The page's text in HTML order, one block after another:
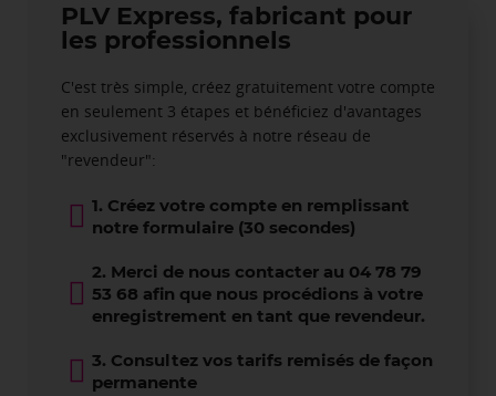
PLV Express, fabricant pour
les professionnels
C'est très simple, créez gratuitement votre compte
en seulement 3 étapes et bénéficiez d'avantages
exclusivement réservés à notre réseau de
"revendeur":
1. Créez votre compte en remplissant
notre formulaire (30 secondes)
2. Merci de nous contacter au 04 78 79
53 68 afin que nous procédions à votre
enregistrement en tant que revendeur.
3. Consultez vos tarifs remisés de façon
permanente